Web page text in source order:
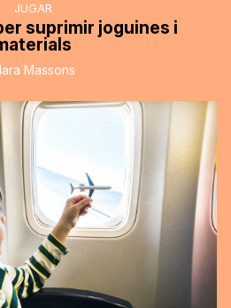
JUGAR
suprimir joguines i
Massons